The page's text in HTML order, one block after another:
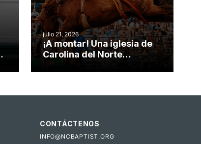
julio 21, 2026
¡A montar! Una iglesia de
Carolina del Norte
CONTÁCTENOS
INFO@NCBAPTIST.ORG